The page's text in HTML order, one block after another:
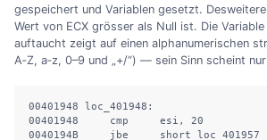
gespeichert und Variablen gesetzt.
Wert von ECX grösser als Null ist. Die
auftaucht zeigt auf einen alphanumerischen
A‑Z, a‑z, 0–9 und „+/“) — sein Sinn scheint
00401948 loc_401948:
00401948     cmp     esi, 20
0040194B     jbe     short loc_401957